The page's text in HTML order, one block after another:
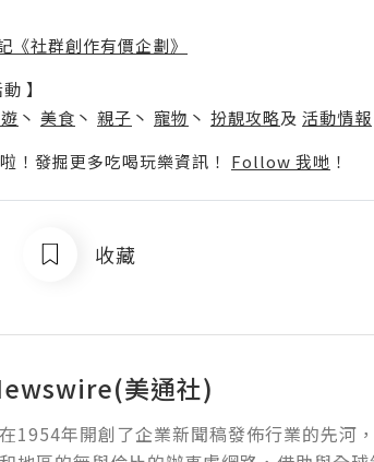
《社群創作有價企劃》
】
丶 美食 丶 親子 丶 寵物 丶 扮靚攻略及 活動情報
發掘更多吃喝玩樂資訊！ Follow 我哋 ！
收藏
美通社)
1954年開創了企業新聞稿發佈行業的先河